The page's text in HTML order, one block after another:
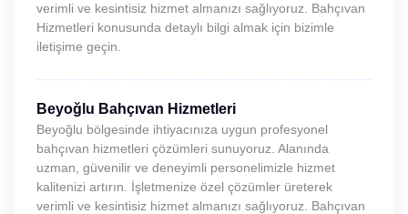
verimli ve kesintisiz hizmet almanızı sağlıyoruz. Bahçıvan
Hizmetleri konusunda detaylı bilgi almak için bizimle
iletişime geçin.
Beyoğlu Bahçıvan Hizmetleri
Beyoğlu bölgesinde ihtiyacınıza uygun profesyonel
bahçıvan hizmetleri çözümleri sunuyoruz. Alanında
uzman, güvenilir ve deneyimli personelimizle hizmet
kalitenizi artırın. İşletmenize özel çözümler üreterek
verimli ve kesintisiz hizmet almanızı sağlıyoruz. Bahçıvan